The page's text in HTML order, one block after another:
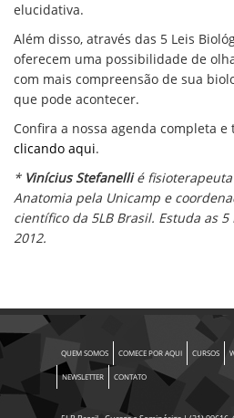
elucidativa.
Além disso, através das 5 Leis
oferecem uma possibilidade de
com mais compreensão de sua
que pode acontecer.
Confira a nossa agenda completa
clicando aqui.
* Vinícius Stefanellié
Anatomia pela Unicamp e
científico da 5LB Brasil. Estuda as
2012.
QUEM SOMOS COMECE POR AQUI CURSOS
NEWSLETTER CONTATO